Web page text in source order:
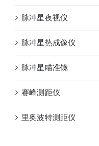
脉冲星夜视仪
脉冲星热成像仪
脉冲星瞄准镜
赛峰测距仪
里奥波特测距仪